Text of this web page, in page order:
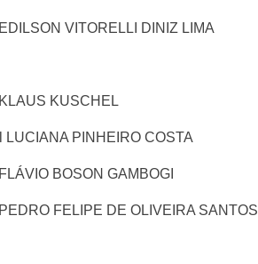
VITORELLI DINIZ LIMA
KUSCHEL
LUCIANA PINHEIRO COSTA
BOSON GAMBOGI
FELIPE DE OLIVEIRA SANTOS